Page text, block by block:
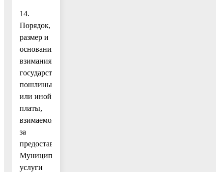
14.
Порядок,
размер и
основания
взимания
государственной
пошлины
или иной
платы,
взимаемой
за
предоставление
Муниципальной
услуги